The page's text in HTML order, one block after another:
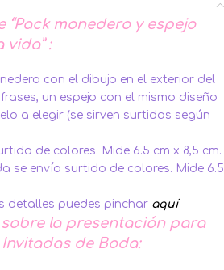
“Pack monedero y espejo
:
con el dibujo en el exterior del
un espejo con el mismo diseño
a elegir (se sirven surtidas según
de colores. Mide 6.5 cm x 8,5 cm.
se envía surtido de colores. Mide 6.5
detalles puedes pinchar aquí
la presentación para
de Boda: